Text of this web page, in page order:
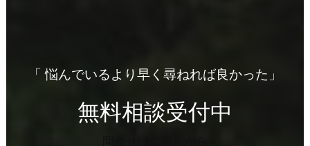
「 悩んでいるより早く尋ねれば良かった」
無料相談受付中